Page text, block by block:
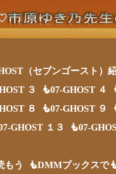
（セブンゴースト）
３ 🧜07-GHOST ４
８ 🧜07-GHOST ９
GHOST １３ 🧜07-
もう
🧜DMMブックスで